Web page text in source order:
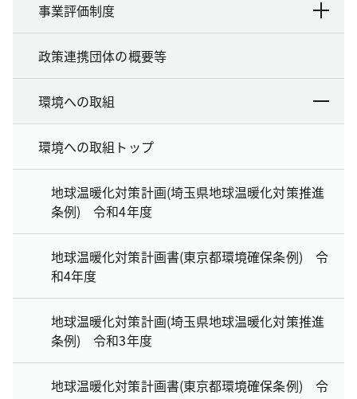
事業評価制度
政策連携団体の概要等
環境への取組
環境への取組トップ
地球温暖化対策計画(埼玉県地球温暖化対策推進
条例) 令和4年度
地球温暖化対策計画書(東京都環境確保条例) 令
和4年度
地球温暖化対策計画(埼玉県地球温暖化対策推進
条例) 令和3年度
地球温暖化対策計画書(東京都環境確保条例) 令